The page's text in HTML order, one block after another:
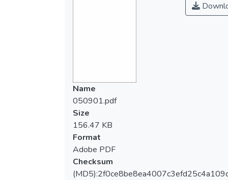
Name
050901.pdf
Size
156.47 KB
Format
Adobe PDF
Checksum